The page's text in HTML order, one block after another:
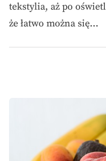
tekstylia, aż po
że łatwo można się…